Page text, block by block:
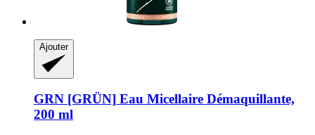
Ajouter
GRN [GRÜN] Eau Micellaire Démaquillante,
200 ml